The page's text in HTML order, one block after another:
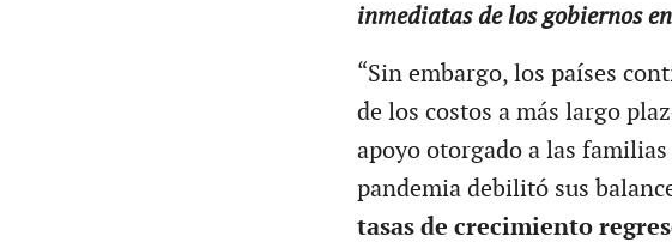
inmediatas de los gobiernos
“Sin embargo, los países
de los costos a más largo
apoyo otorgado a las
pandemia debilitó sus
tasas de crecimiento